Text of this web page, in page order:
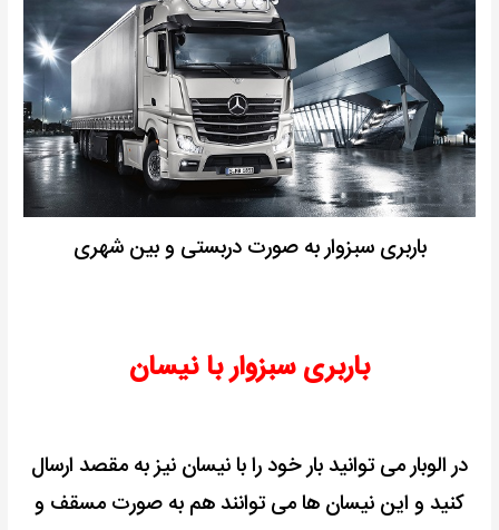
باربری سبزوار به صورت دربستی و بین شهری
باربری سبزوار با نیسان
در الوبار می توانید بار خود را با نیسان نیز به مقصد ارسال
کنید و این نیسان ها می توانند هم به صورت مسقف و